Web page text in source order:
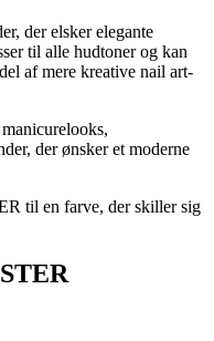
der elsker elegante
til alle hudtoner og kan
af mere kreative nail art-
der ønsker et moderne
til en farve, der skiller sig